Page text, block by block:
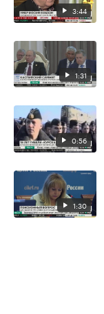
3:44
1:31
0:56
1:30